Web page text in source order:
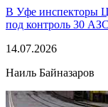
В Уфе инспекторы
под контроль 30 АЗС
14.07.2026
Наиль Байназаров